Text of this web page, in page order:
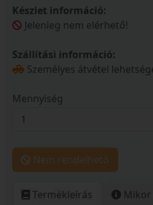
Készlet információ:
Jelenleg nem elérhető!
Szállítási információ:
Személyes átvétel
Mennyiség
Nem rendelhető
Termékleírás
Mikor